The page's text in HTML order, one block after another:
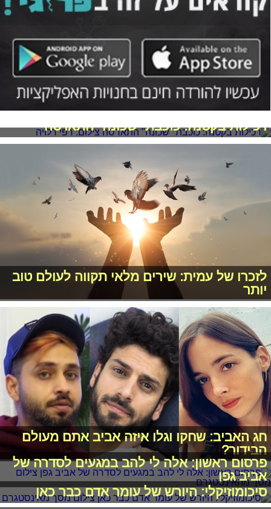
רכילות בקטנה: כוכבת "שכונה" התארסה
לזכרו של עמית: שירים מלאי תקווה לעולם טוב
יותר
חג האביב: שחקו וגלו איזה אביב אתם מעולם
הבידור?
פרסום ראשון: אלה לי להב במגעים לסדרה של
אביב גפן
סיכומוזיקלי: היורש של עומר אדם כבר כאן